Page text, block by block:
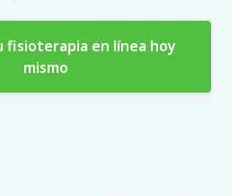
fisioterapia en línea hoy
mismo